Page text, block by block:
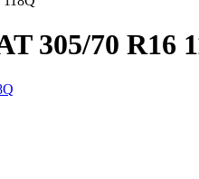
305/70 R16